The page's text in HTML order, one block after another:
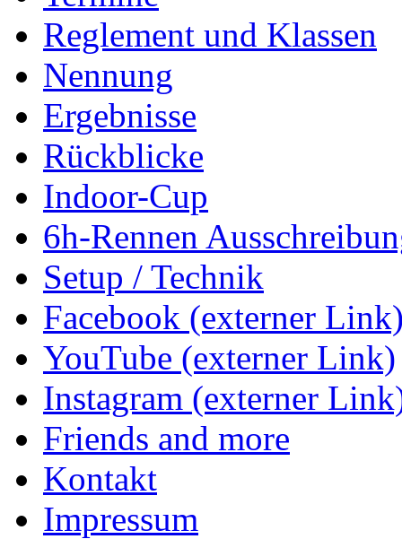
Reglement und Klassen
Nennung
Ergebnisse
Rückblicke
Indoor-Cup
6h-Rennen
Setup / Technik
Facebook (externer
YouTube (externer Link)
Instagram (externer
Friends and more
Kontakt
Impressum